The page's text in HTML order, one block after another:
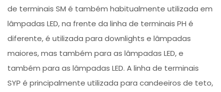
de terminais SM é também habitualmente utilizada em
lâmpadas LED, na frente da linha de terminais PH é
diferente, é utilizada para downlights e lâmpadas
maiores, mas também para as lâmpadas LED, e
também para as lâmpadas LED. A linha de terminais
SYP é principalmente utilizada para candeeiros de teto,